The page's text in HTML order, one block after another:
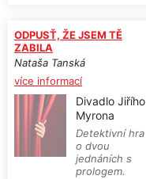
ODPUSŤ, ŽE JSEM TĚ
ZABILA
Nataša Tanská
více informací
Divadlo Jiřího
Myrona
Detektivní hra
o dvou
jednáních s
prologem.